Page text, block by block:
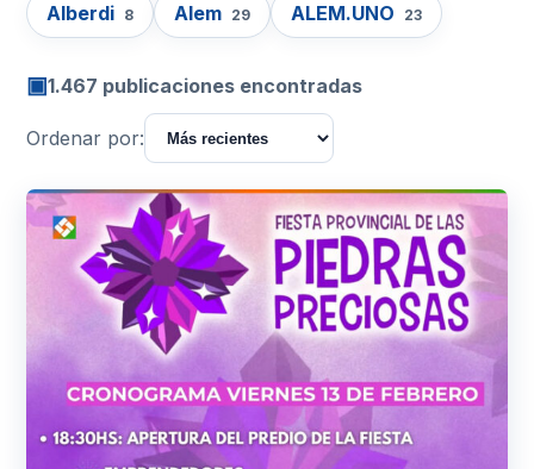
Alberdi 8 Alem 29 ALEM.UNO 23
▣1.467 publicaciones encontradas
Ordenar por: